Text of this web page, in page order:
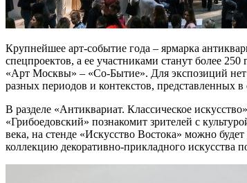
Крупнейшее арт-событие года – ярмарка
спецпроектов, а ее участниками станут более
«Арт Москвы» – «Со-Бытие». Для экспозиций нет
разных периодов и контекстов, представленных
В разделе «Антиквариат. Классическое
«Грибоедовский» познакомит зрителей с
века, на стенде «Искусство Востока» можно
коллекцию декоративно-прикладного искусства